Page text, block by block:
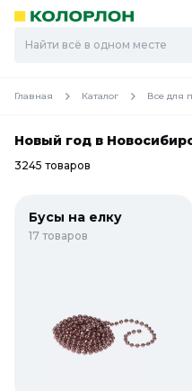
Ск
Ск
Главная Каталог Все для
Новый год в
3245 товаров
Бусы на елку
17 товаров